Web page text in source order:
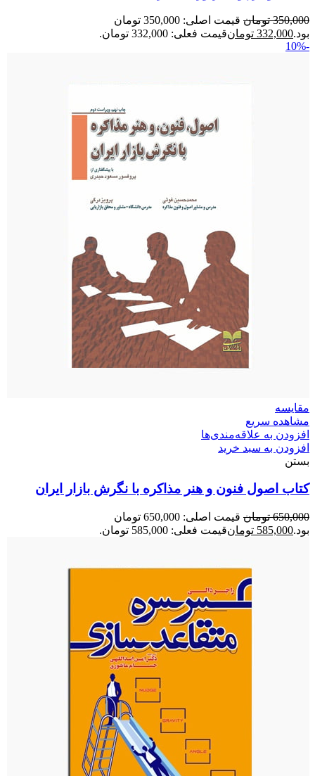
350,000 تومان
قیمت اصلی: 350,000 تومان
بود.332,000 تومانقیمت فعلی: 332,000 تومان.
-10%
مقایسه
مشاهده سریع
افزودن به علاقه‌مندی‌ها
افزودن به سبد خرید
بستن
کتاب اصول فنون و هنر مذاکره با نگرش بازار ایران
650,000 تومان
قیمت اصلی: 650,000 تومان
بود.585,000 تومانقیمت فعلی: 585,000 تومان.